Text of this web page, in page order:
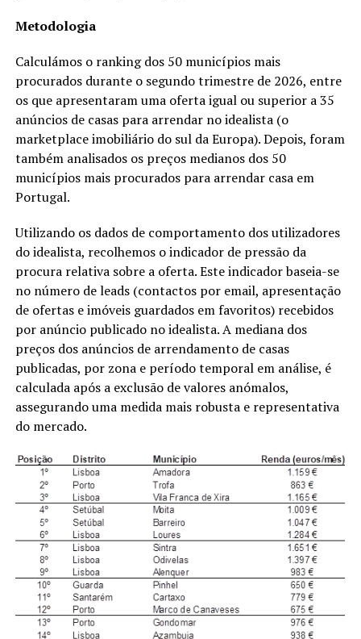
Metodologia
Calculámos o ranking dos 50 municípios mais
procurados durante o segundo trimestre de 2026, entre
os que apresentaram uma oferta igual ou superior a 35
anúncios de casas para arrendar no idealista (o
marketplace imobiliário do sul da Europa). Depois, foram
também analisados os preços medianos dos 50
municípios mais procurados para arrendar casa em
Portugal.
Utilizando os dados de comportamento dos utilizadores
do idealista, recolhemos o indicador de pressão da
procura relativa sobre a oferta. Este indicador baseia-se
no número de leads (contactos por email, apresentação
de ofertas e imóveis guardados em favoritos) recebidos
por anúncio publicado no idealista. A mediana dos
preços dos anúncios de arrendamento de casas
publicadas, por zona e período temporal em análise, é
calculada após a exclusão de valores anómalos,
assegurando uma medida mais robusta e representativa
do mercado.